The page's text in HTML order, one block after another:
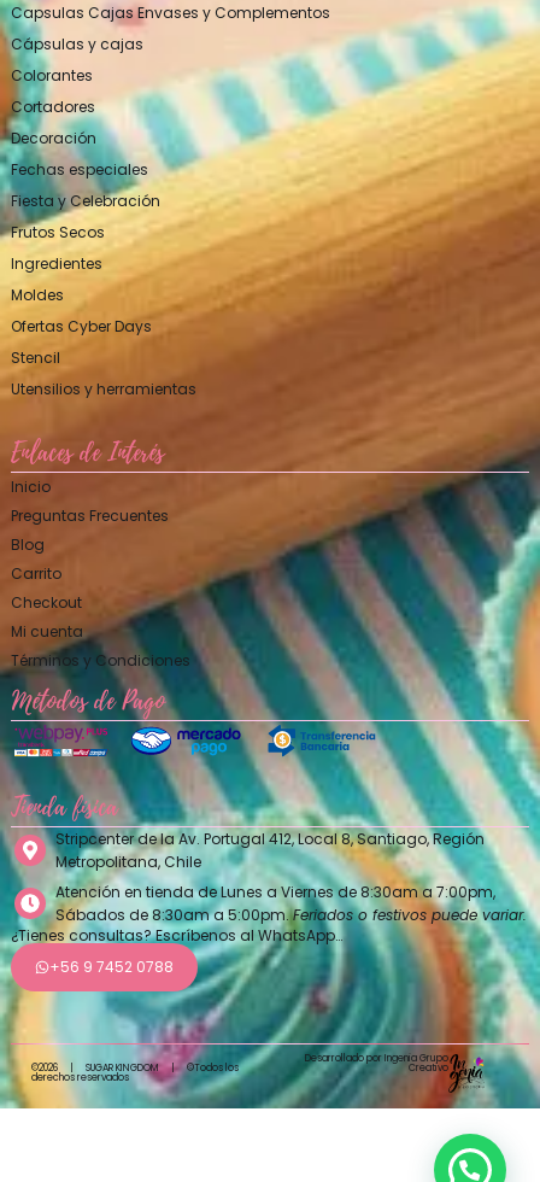
Capsulas Cajas Envases y Complementos
Cápsulas y cajas
Colorantes
Cortadores
Decoración
Fechas especiales
Fiesta y Celebración
Frutos Secos
Ingredientes
Moldes
Ofertas Cyber Days
Stencil
Utensilios y herramientas
Enlaces de Interés
Inicio
Preguntas Frecuentes
Blog
Carrito
Checkout
Mi cuenta
Términos y Condiciones
Métodos de Pago
Tienda física
Stripcenter de la Av. Portugal 412, Local 8, Santiago, Región
Metropolitana, Chile
Atención en tienda de Lunes a Viernes de 8:30am a 7:00pm,
Sábados de 8:30am a 5:00pm.Feriados o festivos puede variar.
¿Tienes consultas? Escríbenos al WhatsApp…
+56 9 7452 0788
©2026 SUGAR KINGDOM | ©Todos los
derechos reservados
Desarrollado por Ingenia Grupo
Creativo